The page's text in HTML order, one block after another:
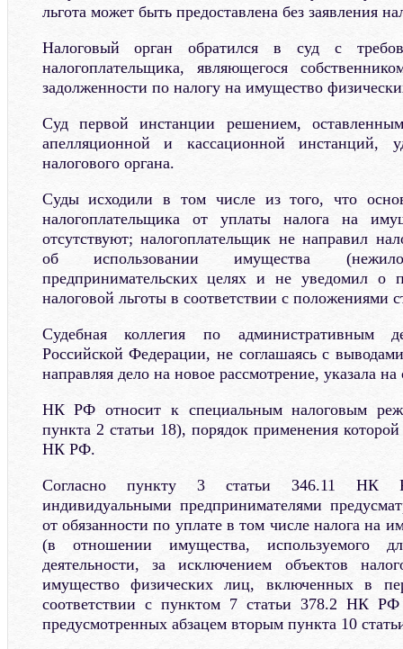
льгота может быть предоставлена без заявления
Налоговый орган обратился в суд с
налогоплательщика, являющегося
задолженности по налогу на имущество
Суд первой инстанции решением,
апелляционной и кассационной инстанций,
налогового органа.
Суды исходили в том числе из того, что
налогоплательщика от уплаты налога на
отсутствуют; налогоплательщик не направил
об использовании имущества
предпринимательских целях и не уведомил о
налоговой льготы в соответствии с положениями
Судебная коллегия по административным
Российской Федерации, не соглашаясь с
направляя дело на новое рассмотрение, указала
НК РФ относит к специальным налоговым
пункта 2 статьи 18), порядок применения которой
НК РФ.
Согласно пункту 3 статьи 346.11 НК
индивидуальными предпринимателями
от обязанности по уплате в том числе налога на
(в отношении имущества, используемого
деятельности, за исключением объектов
имущество физических лиц, включенных в
соответствии с пунктом 7 статьи 378.2 НК РФ
предусмотренных абзацем вторым пункта 10